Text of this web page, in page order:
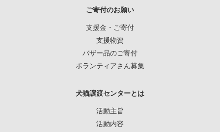
ご寄付のお願い
支援金・ご寄付
支援物資
バザー品のご寄付
ボランティアさん募集
犬猫譲渡センターとは
活動主旨
活動内容